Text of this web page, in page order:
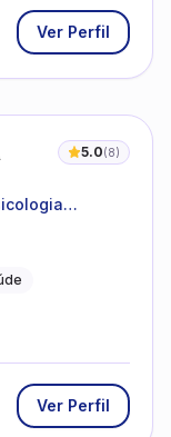
Ver Perfil
5.0(8)
Ver Perfil